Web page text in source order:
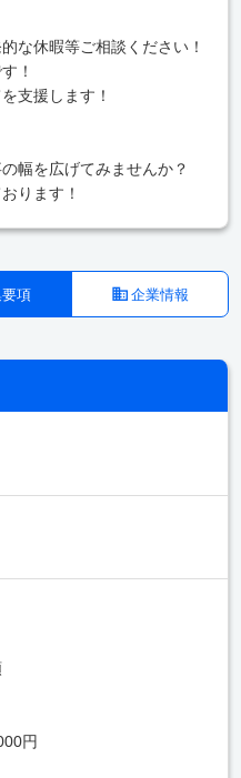
な休暇等ご相談ください！
！
支援します！
幅を広げてみませんか？
ります！
項 企業情報
円